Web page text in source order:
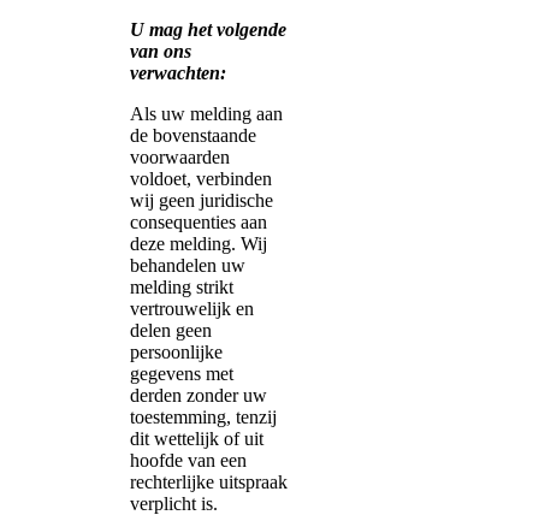
U mag het volgende
van ons
verwachten:
Als uw melding aan
de bovenstaande
voorwaarden
voldoet, verbinden
wij geen juridische
consequenties aan
deze melding. Wij
behandelen uw
melding strikt
vertrouwelijk en
delen geen
persoonlijke
gegevens met
derden zonder uw
toestemming, tenzij
dit wettelijk of uit
hoofde van een
rechterlijke uitspraak
verplicht is.